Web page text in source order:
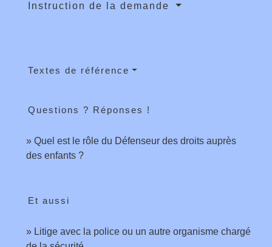
Instruction de la demande
Textes de référence
Questions ? Réponses !
Quel est le rôle du Défenseur des droits auprès
des enfants ?
Et aussi
Litige avec la police ou un autre organisme chargé